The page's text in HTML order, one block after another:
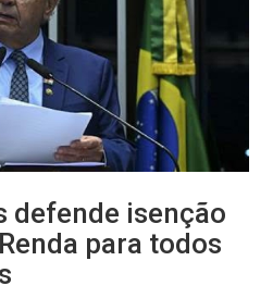
defende isenção
para todos